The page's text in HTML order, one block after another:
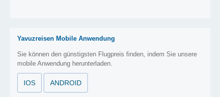
Yavuzreisen Mobile Anwendung
Sie können den günstigsten Flugpreis finden, indem Sie unsere
mobile Anwendung herunterladen.
IOS ANDROID